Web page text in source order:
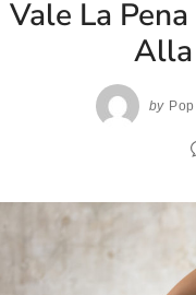
Vale La
Alla
by